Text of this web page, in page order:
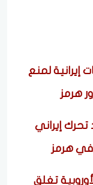
لمنع
هرمز
بعد تحرك إيراني
في هرمز
الأوروبية تغلق